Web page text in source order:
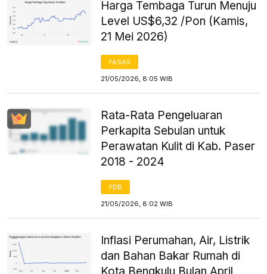
Harga Tembaga Turun Menuju
Level US$6,32 /Pon (Kamis,
21 Mei 2026)
PASAR
21/05/2026, 8:05 WIB
Rata-Rata Pengeluaran
Perkapita Sebulan untuk
Perawatan Kulit di Kab. Paser
2018 - 2024
PDB
21/05/2026, 8:02 WIB
Inflasi Perumahan, Air, Listrik
dan Bahan Bakar Rumah di
Kota Bengkulu Bulan April